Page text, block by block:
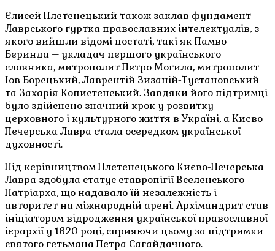
Єлисей Плетенецький також заклав фундамент
Лаврського гуртка православних інтелектуалів, з
якого вийшли відомі постаті, такі як Памво
Беринда – укладач першого українського
словника, митрополит Петро Могила, митрополит
Іов Борецький, Лаврентій Зизаній-Тустановський
та Захарія Копистенський. Завдяки його підтримці
було здійснено значний крок у розвитку
церковного і культурного життя в Україні, а Києво-
Печерська Лавра стала осередком української
духовності.
Під керівництвом Плетенецького Києво-Печерська
Лавра здобула статус ставропігії Вселенського
Патріарха, що надавало їй незалежність і
авторитет на міжнародній арені. Архімандрит став
ініціатором відродження української православної
ієрархії у 1620 році, сприяючи цьому за підтримки
святого гетьмана Петра Сагайдачного.